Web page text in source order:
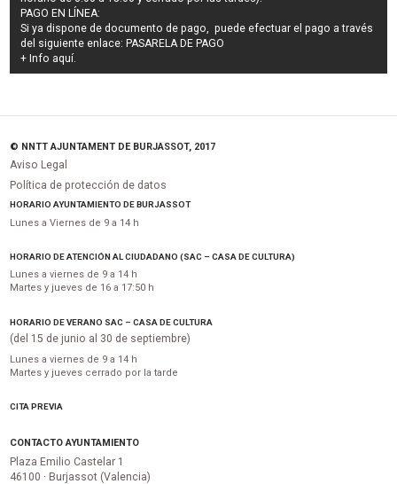
PAGO EN LÍNEA:
Si ya dispone de documento de pago, puede efectuar el pago a través
del siguiente enlace: PASARELA DE PAGO
+ Info aquí.
© NNTT AJUNTAMENT DE BURJASSOT, 2017
Aviso Legal
Política de protección de datos
HORARIO AYUNTAMIENTO DE BURJASSOT
Lunes a Viernes de 9 a 14 h
HORARIO DE ATENCIÓN AL CIUDADANO (SAC – CASA DE CULTURA)
Lunes a viernes de 9 a 14 h
Martes y jueves de 16 a 17:50 h
HORARIO DE VERANO SAC – CASA DE CULTURA
(del 15 de junio al 30 de septiembre)
Lunes a viernes de 9 a 14 h
Martes y jueves cerrado por la tarde
CITA PREVIA
CONTACTO AYUNTAMIENTO
Plaza Emilio Castelar 1
46100 · Burjassot (Valencia)